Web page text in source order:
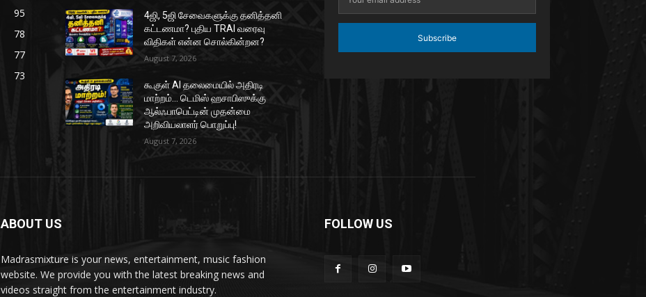
95
78
77
73
4ஜி, 5ஜி சேவைகளுக்கு தனித்தனி
கட்டணமா? புதிய TRAI வரைவு
விதிகள் என்ன சொல்கின்றன?
August 7, 2026
கூகுள் AI தலைமையில் அதிரடி
மாற்றம்… டெமிஸ் ஹசாபிஸுக்கு
ஆல்ஃபாபெட்டின் முதன்மை
அறிவியலாளர் பொறுப்பு!
August 7, 2026
Subscribe
ABOUT US
Madrasmixture is your news, entertainment, music fashion
website. We provide you with the latest breaking news and
videos straight from the entertainment industry.
FOLLOW US